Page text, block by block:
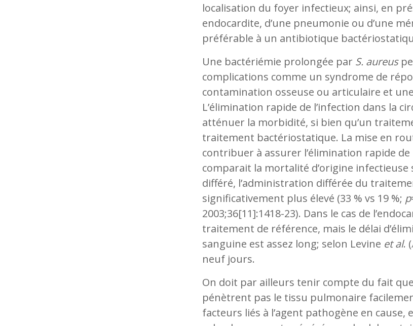
localisation du foyer infectieux; ainsi, en
endocardite, d’une pneumonie ou d’une
préférable à un antibiotique
Une bactériémie prolongée par S. aureus
complications comme un syndrome de
contamination osseuse ou articulaire et
L’élimination rapide de l’infection dans la
atténuer la morbidité, si bien qu’un
traitement bactériostatique. La mise en
contribuer à assurer l’élimination rapide de
comparait la mortalité d’origine
différé, l’administration différée du
significativement plus élevé (33 % vs 19 %; p
2003;36[11]:1418-23). Dans le cas de
traitement de référence, mais le délai
sanguine est assez long; selon Levine et al. (
neuf jours.
On doit par ailleurs tenir compte du fait
pénètrent pas le tissu pulmonaire
facteurs liés à l’agent pathogène en